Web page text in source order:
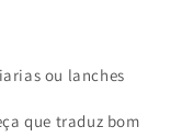
ou lanches
que traduz bom